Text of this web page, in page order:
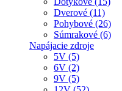
Dverové (11)
Pohybové (26)
Súmrakové (6)
Napájacie zdroje
5V (5)
6V (2)
9V (5)